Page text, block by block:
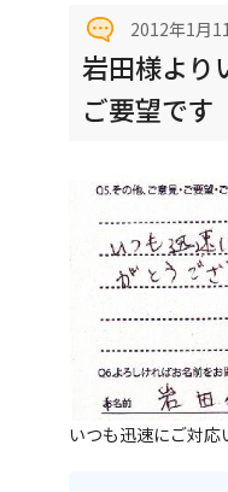
2012年1月
岩田様より
ご要望です
いつも迅速にご対応